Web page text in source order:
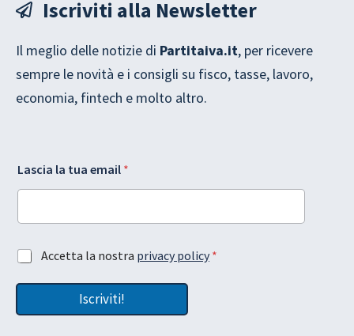
Iscriviti alla Newsletter
Il meglio delle notizie di Partitaiva.it, per ricevere
sempre le novità e i consigli su fisco, tasse, lavoro,
economia, fintech e molto altro.
a
A
c
t
t
Lascia la tua email *
A
c
t
Accetta la nostra privacy policy *
Iscriviti!